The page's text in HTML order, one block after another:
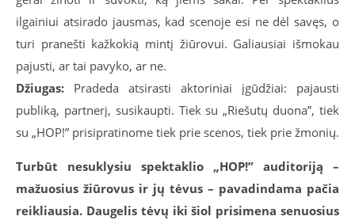
ilgainiui atsirado jausmas, kad scenoje esi ne dėl savęs, o
turi pranešti kažkokią mintį žiūrovui. Galiausiai išmokau
pajusti, ar tai pavyko, ar ne.
Džiugas: Pradeda atsirasti aktoriniai įgūdžiai: pajausti
publiką, partnerį, susikaupti. Tiek su „Riešutų duona”, tiek
su „HOP!” prisipratinome tiek prie scenos, tiek prie žmonių.
Turbūt nesuklysiu spektaklio „HOP!” auditoriją –
mažuosius žiūrovus ir jų tėvus – pavadindama pačia
reikliausia. Daugelis tėvų iki šiol prisimena senuosius